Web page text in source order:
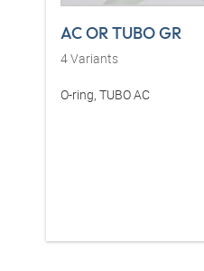
AC OR TUBO GR
4Variants
O-ring, TUBO AC